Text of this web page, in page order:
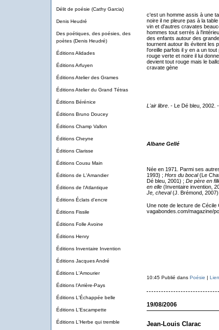
Délit de poésie (Cathy Garcia)
Denis Heudré
Des poétiques, des poésies, des
poètes (Denis Heudré)
Éditions Alidades
Éditions Arfuyen
Éditions Atelier des Grames
Éditions Atelier du Grand Tétras
Éditions Bérénice
Éditions Bruno Doucey
Éditions Champ Vallon
Éditions Cheyne
Éditions Clarisse
Éditions Cousu Main
Éditions de L'Amandier
Éditions de l'Atlantique
Éditions Éclats d'encre
Éditions Fissile
Éditions Folle Avoine
Éditions Henry
Éditions Inventaire Invention
Éditions Jacques André
Éditions L'Amourier
Éditions l'Arrière-Pays
Éditions L'Échappée belle
Éditions L'Escampette
Éditions L'Herbe qui tremble
c'est un homme assis à une
noire il ne pleure pas à la
vin et d'autres cravates
hommes tout serrés à
des enfants autour des
tournent autour ils évitent les
l'oreille parfois il y en a un
rouge verte et noire il lui
devient tout rouge mais le
cravate gène
L'air libre. - Le Dé bleu, 2002.
Albane Gellé
Née en 1971. Parmi ses
1993) ; Hors du bocal(Le
Dé bleu, 2001) ; De père en
en elle(Inventaire invention,
Je, cheval(J. Brémond,
Une note de lecture de
vagabondes.com/magazine/
10:45 Publié dans Poésie |
19/08/2006
Jean-Louis Clarac